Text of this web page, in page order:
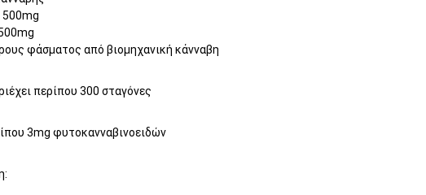
500mg
φάσματος από βιομηχανική κάνναβη
περίπου 300 σταγόνες
3mg φυτοκανναβινοειδών